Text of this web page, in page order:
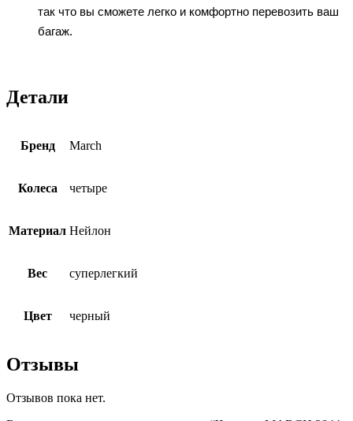
так что вы сможете легко и комфортно перевозить ваш
багаж.
Детали
Бренд March
Колеса четыре
Материал Нейлон
Вес суперлегкий
Цвет черный
Отзывы
Отзывов пока нет.